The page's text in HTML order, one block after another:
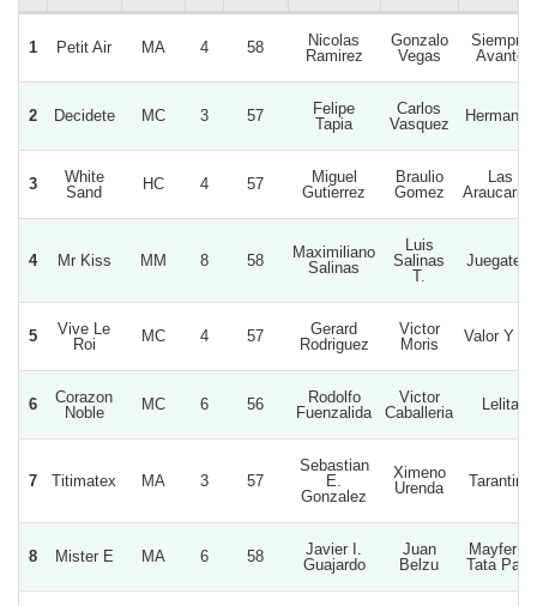
1 Petit Air MA 4 58
Nicolas
Ramirez
Gonzalo
Vegas
Siempre
Avante
2 Decidete MC 3 57
Felipe
Tapia
Carlos
Vasquez
Hermanos
3
White
Sand
HC 4 57
Miguel
Gutierrez
Braulio
Gomez
Las
Araucarias
4 Mr Kiss MM 8 58
Maximiliano
Salinas
Luis
Salinas
T.
Juegatela
5
Vive Le
Roi
MC 4 57
Gerard
Rodriguez
Victor
Moris
Valor Y Fe
6
Corazon
Noble
MC 6 56
Rodolfo
Fuenzalida
Victor
Caballeria
Lelita
7 Titimatex MA 3 57
Sebastian
E.
Gonzalez
Ximeno
Urenda
Tarantino
8 Mister E MA 6 58
Javier I.
Guajardo
Juan
Belzu
Mayfer Y
Tata Pato